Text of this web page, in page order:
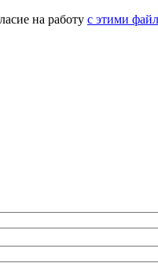
на работу с этими